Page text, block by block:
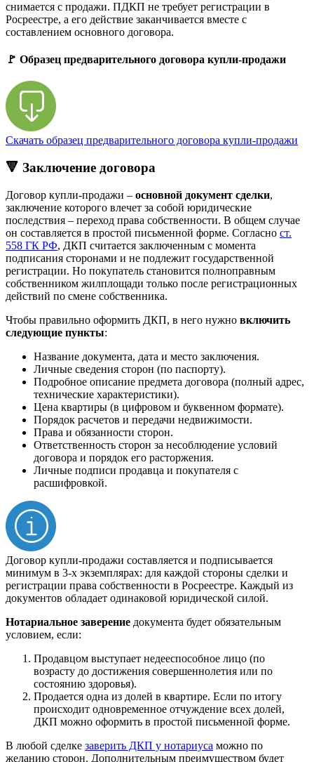
снимается с продажи. ПДКП не требует регистрации в
Росреестре, а его действие заканчивается вместе с
составлением основного договора.
🚩 Образец предварительного договора купли-продажи
Скачать образец предварительного договора купли-продажи
🔻 Заключение договора
Договор купли-продажи – основной документ сделки,
заключение которого влечет за собой юридические
последствия – переход права собственности. В общем случае
он составляется в простой письменной форме. Согласно ст.
558 ГК РФ, ДКП считается заключенным с момента
подписания сторонами и не подлежит государственной
регистрации. Но покупатель становится полноправным
собственником жилплощади только после регистрационных
действий по смене собственника.
Чтобы правильно оформить ДКП, в него нужно включить
следующие пункты:
Название документа, дата и место заключения.
Личные сведения сторон (по паспорту).
Подробное описание предмета договора (полный адрес,
технические характеристики).
Цена квартиры (в цифровом и буквенном формате).
Порядок расчетов и передачи недвижимости.
Права и обязанности сторон.
Ответственность сторон за несоблюдение условий
договора и порядок его расторжения.
Личные подписи продавца и покупателя с
расшифровкой.
Договор купли-продажи составляется и подписывается
минимум в 3-х экземплярах: для каждой стороны сделки и
регистрации права собственности в Росреестре. Каждый из
документов обладает одинаковой юридической силой.
Нотариальное заверение документа будет обязательным
условием, если:
Продавцом выступает недееспособное лицо (по
возрасту до достижения совершеннолетия или по
состоянию здоровья).
Продается одна из долей в квартире. Если по итогу
происходит одновременное отчуждение всех долей,
ДКП можно оформить в простой письменной форме.
В любой сделке заверить ДКП у нотариуса можно по
желанию сторон. Дополнительным преимуществом будет